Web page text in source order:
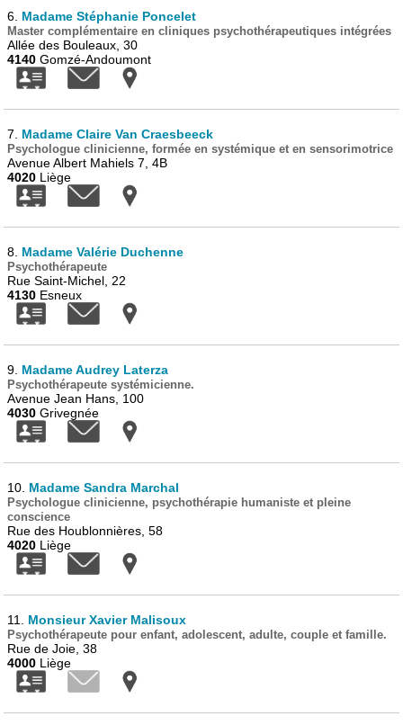
6. Madame Stéphanie Poncelet
Master complémentaire en cliniques psychothérapeutiques intégrées
Allée des Bouleaux, 30
4140 Gomzé-Andoumont
7. Madame Claire Van Craesbeeck
Psychologue clinicienne, formée en systémique et en sensorimotrice
Avenue Albert Mahiels 7, 4B
4020 Liège
8. Madame Valérie Duchenne
Psychothérapeute
Rue Saint-Michel, 22
4130 Esneux
9. Madame Audrey Laterza
Psychothérapeute systémicienne.
Avenue Jean Hans, 100
4030 Grivegnée
10. Madame Sandra Marchal
Psychologue clinicienne, psychothérapie humaniste et pleine
conscience
Rue des Houblonnières, 58
4020 Liège
11. Monsieur Xavier Malisoux
Psychothérapeute pour enfant, adolescent, adulte, couple et famille.
Rue de Joie, 38
4000 Liège